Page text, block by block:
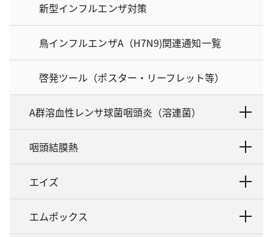
新型インフルエンザ対策
鳥インフルエンザA（H7N9)関連通知一覧
啓発ツール（ポスター・リーフレット等）
A群溶血性レンサ球菌咽頭炎（溶連菌）
咽頭結膜熱
エイズ
エムポックス